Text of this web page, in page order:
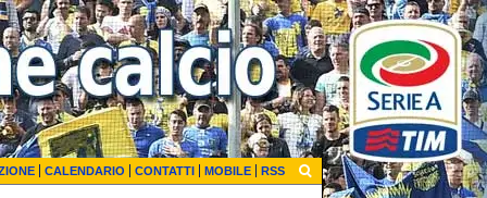
CALENDARIO CONTATTI MOBILE RSS